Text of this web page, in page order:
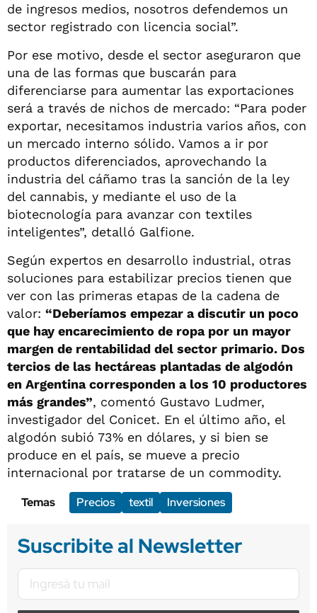
de ingresos medios, nosotros defendemos un
sector registrado con licencia social”.
Por ese motivo, desde el sector aseguraron que
una de las formas que buscarán para
diferenciarse para aumentar las exportaciones
será a través de nichos de mercado: “Para poder
exportar, necesitamos industria varios años, con
un mercado interno sólido. Vamos a ir por
productos diferenciados, aprovechando la
industria del cáñamo tras la sanción de la ley
del cannabis, y mediante el uso de la
biotecnología para avanzar con textiles
inteligentes”, detalló Galfione.
Según expertos en desarrollo industrial, otras
soluciones para estabilizar precios tienen que
ver con las primeras etapas de la cadena de
valor: “Deberíamos empezar a discutir un poco
que hay encarecimiento de ropa por un mayor
margen de rentabilidad del sector primario. Dos
tercios de las hectáreas plantadas de algodón
en Argentina corresponden a los 10 productores
más grandes”, comentó Gustavo Ludmer,
investigador del Conicet. En el último año, el
algodón subió 73% en dólares, y si bien se
produce en el país, se mueve a precio
internacional por tratarse de un commodity.
Temas
Precios textil Inversiones
Suscribite al Newsletter